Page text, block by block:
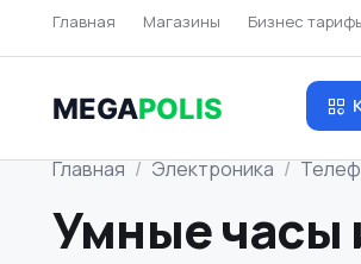
Главная Магазины Бизнес
MEGAPOLIS
Главная Электроника
Умные часы